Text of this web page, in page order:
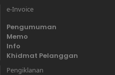
e-Invoice
Pengumuman
Memo
Info
Khidmat Pelanggan
Pengiklanan